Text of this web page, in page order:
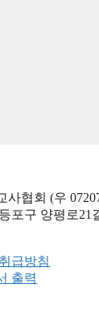
사협회 (우
포구 양평로21
급방침
출력